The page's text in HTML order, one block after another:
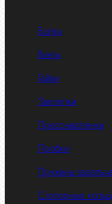
Болты
Винты
Гайки
Заклепки
Пресс-масленки
Пробки
Пружины
Стопорные